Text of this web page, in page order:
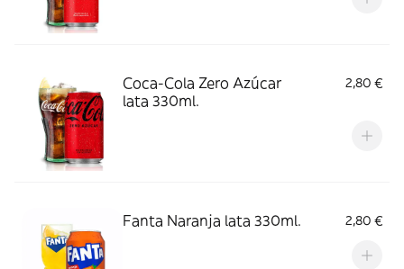
Coca-Cola Zero Azúcar
lata 330ml.
2,80 €
Fanta Naranja lata 330ml. 2,80 €